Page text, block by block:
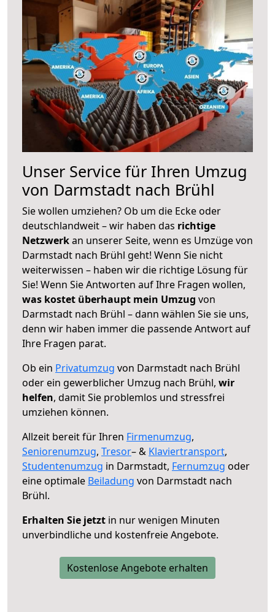
Unser Service für Ihren Umzug
von Darmstadt nach Brühl
Sie wollen umziehen? Ob um die Ecke oder
deutschlandweit – wir haben das richtige
Netzwerkan unserer Seite, wenn es Umzüge von
Darmstadt nach Brühl geht! Wenn Sie nicht
weiterwissen – haben wir die richtige Lösung für
Sie! Wenn Sie Antworten auf Ihre Fragen wollen,
was kostet überhaupt mein Umzug von
Darmstadt nach Brühl – dann wählen Sie sie uns,
denn wir haben immer die passende Antwort auf
Ihre Fragen parat.
Ob ein Privatumzug von Darmstadt nach Brühl
oder ein gewerblicher Umzug nach Brühl, wir
helfen, damit Sie problemlos und stressfrei
umziehen können.
Allzeit bereit für Ihren Firmenumzug,
Seniorenumzug, Tresor– & Klaviertransport,
Studentenumzug in Darmstadt, Fernumzug oder
eine optimale Beiladung von Darmstadt nach
Brühl.
Erhalten Sie jetzt in nur wenigen Minuten
unverbindliche und kostenfreie Angebote.
Kostenlose Angebote erhalten